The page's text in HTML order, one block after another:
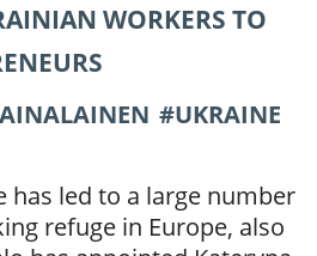
WORKERS TO
UKRAINE
has led to a large number
refuge in Europe, also